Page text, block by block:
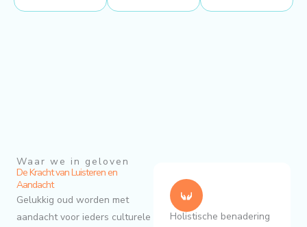
Waar we in geloven
De Kracht van Luisteren en
Aandacht
Gelukkig oud worden met
aandacht voor ieders culturele
Holistische benadering